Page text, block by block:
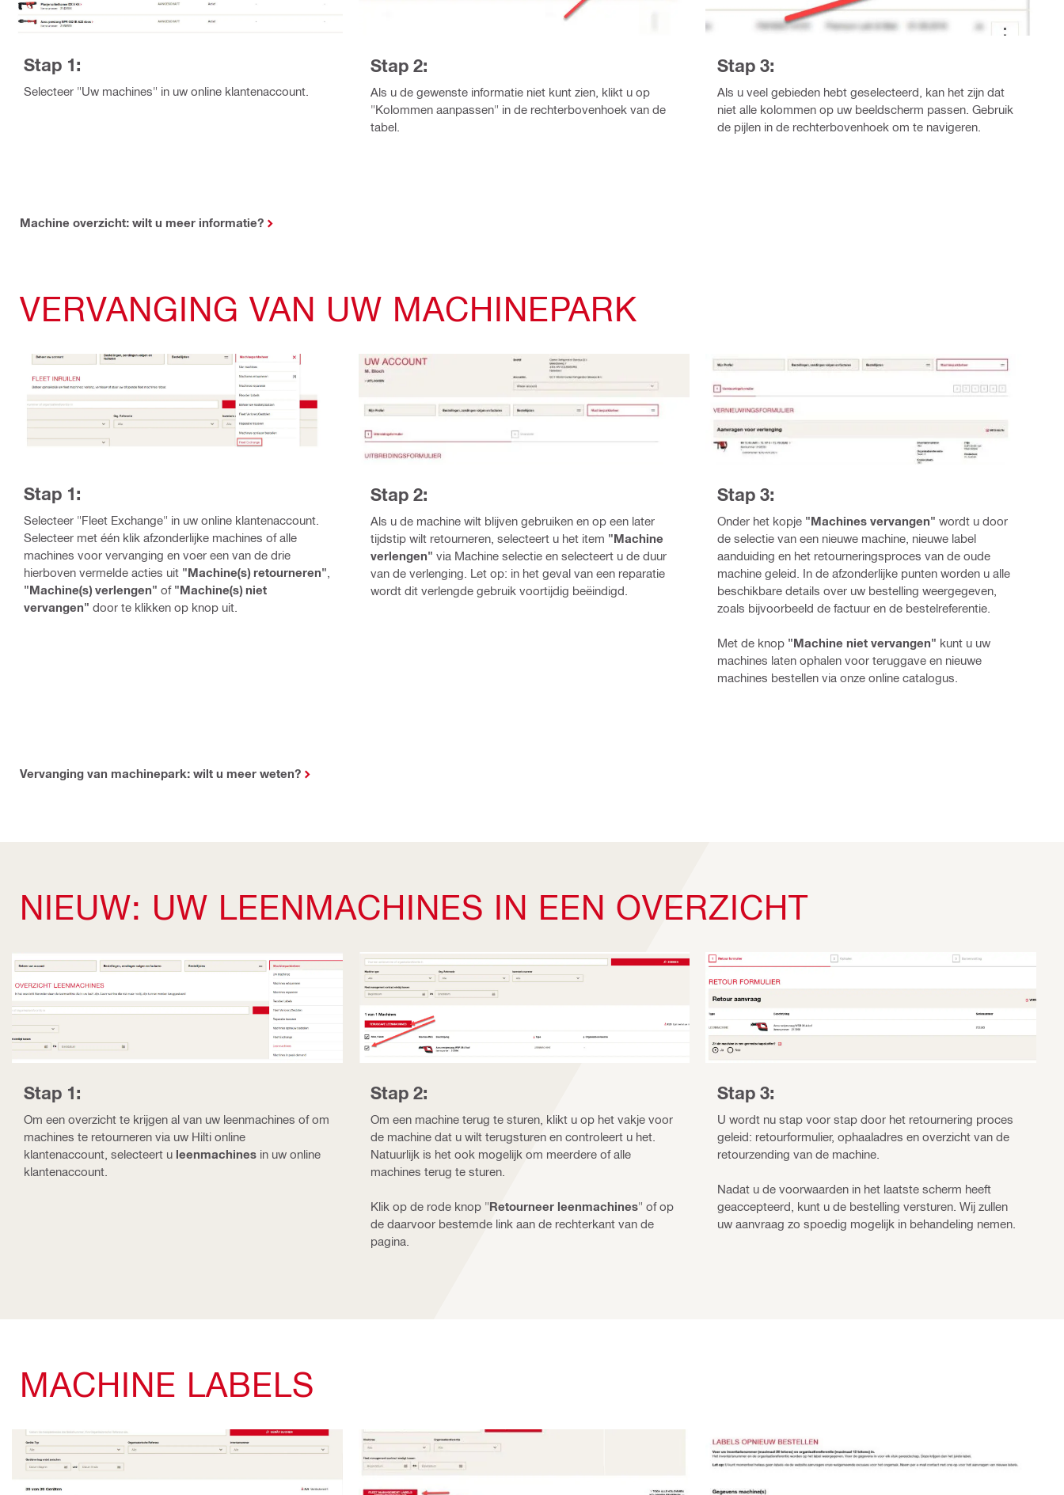
Stap 1:
Selecteer "Uw machines" in uw online klantenaccount.
Stap 2:
Als u de gewenste informatie niet kunt zien, klikt u op
"Kolommen aanpassen" in de rechterbovenhoek van de
tabel.
Stap 3:
Als u veel gebieden hebt geselecteerd, kan het zijn dat
niet alle kolommen op uw beeldscherm passen. Gebruik
de pijlen in de rechterbovenhoek om te navigeren.
Machine overzicht: wilt u meer informatie?
VERVANGING VAN UW MACHINEPARK
Stap 1:
Selecteer "Fleet Exchange" in uw online klantenaccount.
Selecteer met één klik afzonderlijke machines of alle
machines voor vervanging en voer een van de drie
hierboven vermelde acties uit "Machine(s) retourneren"
"Machine(s) verlengen" of "Machine(s) niet
vervangen" door te klikken op knop uit.
Stap 2:
Als u de machine wilt blijven gebruiken en op een later
tijdstip wilt retourneren, selecteert u het item "Machine
verlengen" via Machine selectie en selecteert u de duur
van de verlenging. Let op: in het geval van een reparatie
wordt dit verlengde gebruik voortijdig beëindigd.
Stap 3:
Onder het kopje "Machines vervangen" wordt u door
de selectie van een nieuwe machine, nieuwe label
aanduiding en het retourneringsproces van de oude
machine geleid. In de afzonderlijke punten worden u alle
beschikbare details over uw bestelling weergegeven,
zoals bijvoorbeeld de factuur en de bestelreferentie.
Met de knop"Machine niet vervangen" kunt u uw
machines laten ophalen voor teruggave en nieuwe
machines bestellen via onze online catalogus.
Vervanging van machinepark: wilt u meer weten?
NIEUW: UW LEENMACHINES IN EEN OVERZICHT
Stap 1:
Om een overzicht te krijgen al van uw leenmachines of om
machines te retourneren via uw Hilti online
klantenaccount, selecteert u leenmachines in uw online
klantenaccount.
Stap 2:
Om een machine terug te sturen, klikt u op het vakje voor
de machine dat u wilt terugsturen en controleert u het.
Natuurlijk is het ook mogelijk om meerdere of alle
machines terug te sturen.
Klik op de rode knop "Retourneer leenmachines" of op
de daarvoor bestemde link aan de rechterkant van de
pagina.
Stap 3:
U wordt nu stap voor stap door het retournering proces
geleid: retourformulier, ophaaladres en overzicht van de
retourzending van de machine.
Nadat u de voorwaarden in het laatste scherm heeft
geaccepteerd, kunt u de bestelling versturen. Wij zullen
uw aanvraag zo spoedig mogelijk in behandeling nemen.
MACHINE LABELS